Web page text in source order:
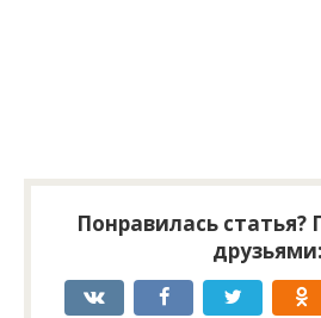
Понравилась статья?
друзьями: